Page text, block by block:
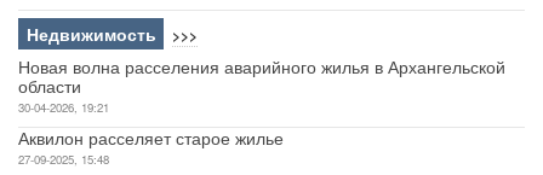
Недвижимость >>>
Новая волна расселения аварийного жилья в Архангельской
области
30-04-2026, 19:21
Аквилон расселяет старое жилье
27-09-2025, 15:48